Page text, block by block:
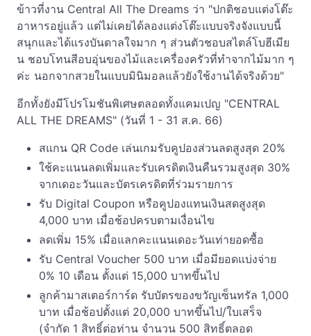
ข้าวที่งาน Central All The Dreams ว่า "ปกติชอบแต่งโต๊ะ
อาหารอยู่แล้ว แต่ไม่เคยได้ลองแต่งโต๊ะแบบจริงจังแบบนี้
สนุกและได้แรงบันดาลใจมาก ๆ ส่วนตัวชอบสไตล์โบฮีเมีย
น ชอบโทนสีอบอุ่นของไม้และเครื่องครัวที่ทำจากไม้มาก ๆ
ค่ะ นอกจากสวยในแบบมินิมอลแล้วยังใช้งานได้จริงด้วย"
อีกทั้งยังมีโปรโมชันพิเศษตลอดทั้งแคมเปญ "CENTRAL
ALL THE DREAMS" (วันที่ 1 - 31 ส.ค. 66)
สแกน QR Code เล่นเกมรับคูปองส่วนลดสูงสุด 20%
ใช้คะแนนลดเพิ่มและรับเครดิตเงินคืนรวมสูงสุด 30%
จากเดอะวันและบัตรเครดิตที่ร่วมรายการ
รับ Digital Coupon หรือคูปองแทนเงินสดสูงสุด
4,000 บาท เมื่อช้อปครบตามเงื่อนไข
ลดเพิ่ม 15% เมื่อแลกคะแนนเดอะวันเท่ายอดซื้อ
รับ Central Voucher 500 บาท เมื่อมียอดแบ่งจ่าย
0% 10 เดือน ตั้งแต่ 15,000 บาทขึ้นไป
ลูกค้ามาสเตอร์การ์ด รับบัตรของขวัญเซ็นทรัล 1,000
บาท เมื่อช้อปตั้งแต่ 20,000 บาทขึ้นไป/ใบเสร็จ
(จำกัด 1 สิทธิ์ต่อท่าน จำนวน 500 สิทธิ์ตลอด